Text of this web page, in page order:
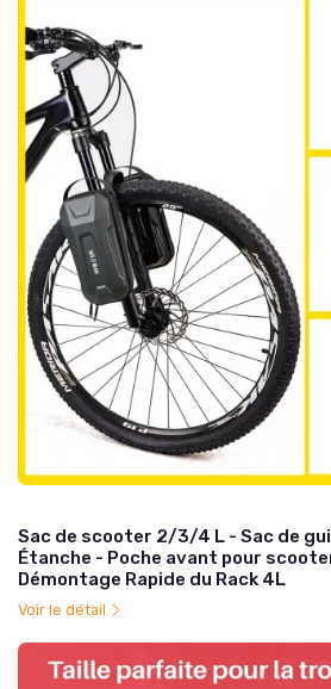
Sac de scooter 2/3/4 L - Sac de
Étanche - Poche avant pour
Démontage Rapide du Rack 4L
Voir le détail